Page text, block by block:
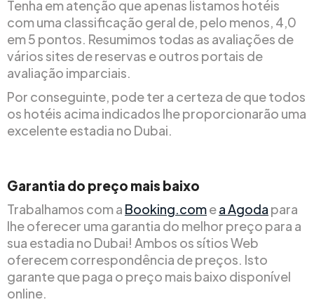
Tenha em atenção que apenas listamos hotéis
com uma classificação geral de, pelo menos, 4,0
em 5 pontos. Resumimos todas as avaliações de
vários sites de reservas e outros portais de
avaliação imparciais.
Por conseguinte, pode ter a certeza de que todos
os hotéis acima indicados lhe proporcionarão uma
excelente estadia no Dubai.
Garantia do preço mais baixo
Trabalhamos com a Booking.comea Agoda para
lhe oferecer uma garantia do melhor preço para a
sua estadia no Dubai! Ambos os sítios Web
oferecem correspondência de preços. Isto
garante que paga o preço mais baixo disponível
online.